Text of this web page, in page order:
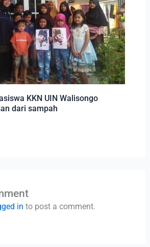
KKN UIN Walisongo
dari sampah
in to post a comment.